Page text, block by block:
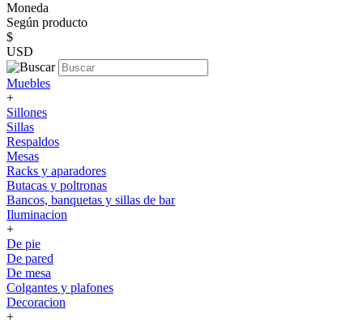
Moneda
Según producto
$
USD
Muebles
+
Sillones
Sillas
Respaldos
Mesas
Racks y aparadores
Butacas y poltronas
Bancos, banquetas y sillas de bar
Iluminacion
+
De pie
De pared
De mesa
Colgantes y plafones
Decoracion
+